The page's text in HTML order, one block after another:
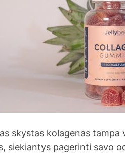
skystas kolagenas tampa
siekiantys pagerinti savo